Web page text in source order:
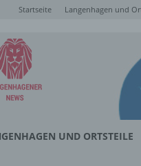
Startseite Langenhagen und
Langenhagener
News
UND ORTSTEILE